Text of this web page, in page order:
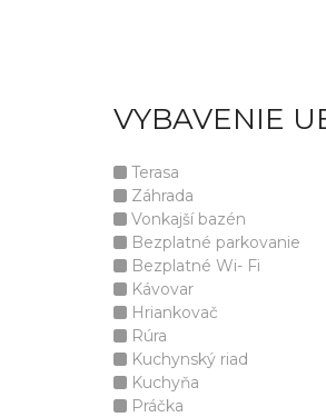
VYBAVENIE
Terasa
Záhrada
Vonkajší bazén
Bezplatné parkovanie
Bezplatné Wi- Fi
Kávovar
Hriankovač
Rúra
Kuchynský riad
Kuchyňa
Práčka